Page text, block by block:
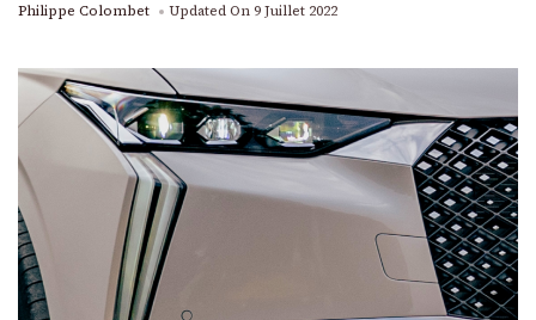
Philippe Colombet Updated On9 Juillet 2022